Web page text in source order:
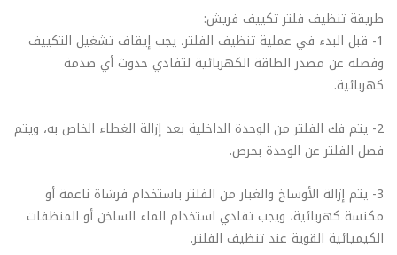
طريقة تنظيف فلتر تكييف فريش:
1- قبل البدء في عملية تنظيف الفلتر، يجب إيقاف تشغيل التكييف
وفصله عن مصدر الطاقة الكهربائية لتفادي حدوث أي صدمة
كهربائية.
2- يتم فك الفلتر من الوحدة الداخلية بعد إزالة الغطاء الخاص به، ويتم
فصل الفلتر عن الوحدة بحرص.
3- يتم إزالة الأوساخ والغبار من الفلتر باستخدام فرشاة ناعمة أو
مكنسة كهربائية، ويجب تفادي استخدام الماء الساخن أو المنظفات
الكيميائية القوية عند تنظيف الفلتر.